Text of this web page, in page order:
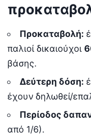
Προκαταβολή:
παλιοί δικαιούχοι
βάσης.
Δεύτερη δόση:
έχουν δηλωθεί/
Περίοδος
από 1/6).